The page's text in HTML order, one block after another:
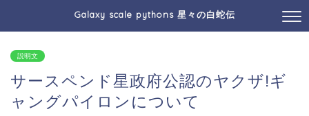
Galaxy scale pythons 星々の白蛇伝
説明文
サースペンド星政府公認のヤクザ!ギ
ャングパイロンについて